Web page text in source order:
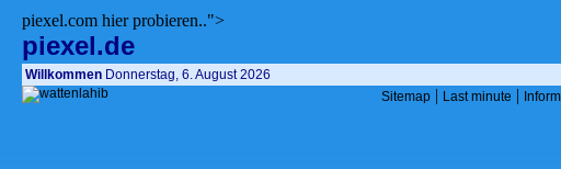
piexel.com hier probieren..">
piexel.de
Willkommen Donnerstag, 6. August 2026
Sitemap | Last minute |